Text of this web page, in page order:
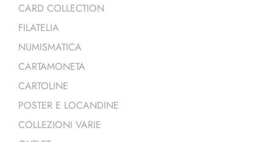
CARD COLLECTION
FILATELIA
NUMISMATICA
CARTAMONETA
CARTOLINE
POSTER E LOCANDINE
COLLEZIONI VARIE